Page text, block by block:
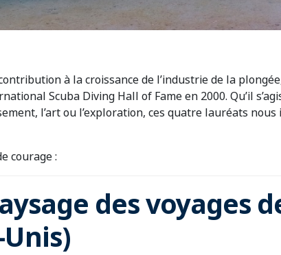
à la croissance de l’industrie de la
Scuba Diving Hall of Fame en 2000. Qu’il
l’art ou l’exploration, ces quatre lauréats
courage :
des voyages